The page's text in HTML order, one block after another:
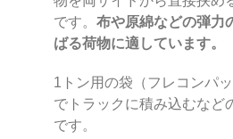
です。 布や原綿などの弾力
ばる荷物に適しています。
1トン用の袋（フレコンパ
でトラックに積み込むなど
です。